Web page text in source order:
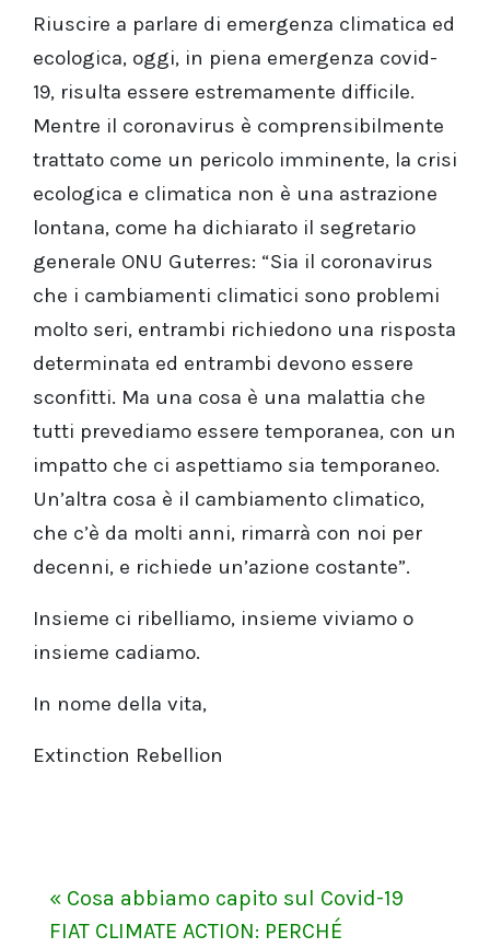
Riuscire a parlare di emergenza climatica ed
ecologica, oggi, in piena emergenza covid-
19, risulta essere estremamente difficile.
Mentre il coronavirus è comprensibilmente
trattato come un pericolo imminente, la crisi
ecologica e climatica non è una astrazione
lontana, come ha dichiarato il segretario
generale ONU Guterres: “Sia il coronavirus
che i cambiamenti climatici sono problemi
molto seri, entrambi richiedono una risposta
determinata ed entrambi devono essere
sconfitti. Ma una cosa è una malattia che
tutti prevediamo essere temporanea, con un
impatto che ci aspettiamo sia temporaneo.
Un’altra cosa è il cambiamento climatico,
che c’è da molti anni, rimarrà con noi per
decenni, e richiede un’azione costante”.
Insieme ci ribelliamo, insieme viviamo o
insieme cadiamo.
In nome della vita,
Extinction Rebellion
« Cosa abbiamo capito sul Covid-19
FIAT CLIMATE ACTION: PERCHÉ